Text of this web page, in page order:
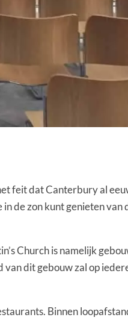
feit dat Canterbury al
de zon kunt genieten van
Church is namelijk
dit gebouw zal op
Binnen